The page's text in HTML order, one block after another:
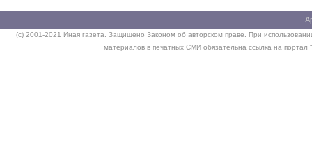
(c) 2001-2021 Иная газета. Защищено Законом об авторском праве. При
материалов в печатных СМИ обязательна ссылка на